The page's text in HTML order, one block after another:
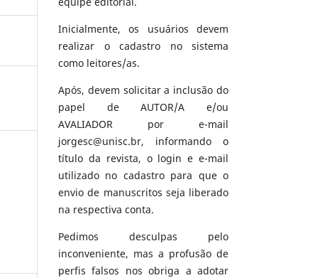
Inicialmente, os usuários devem
realizar o cadastro no sistema
como leitores/as.
Após, devem solicitar a inclusão do
papel de AUTOR/A e/ou
AVALIADOR por e-mail
jorgesc@unisc.br, informando o
título da revista, o login e e-mail
utilizado no cadastro para que o
envio de manuscritos seja liberado
na respectiva conta.
Pedimos desculpas pelo
inconveniente, mas a profusão de
perfis falsos nos obriga a adotar